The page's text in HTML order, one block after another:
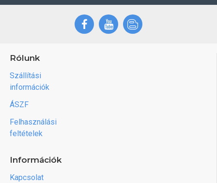
Rólunk
Szállítási
információk
ÁSZF
Felhasználási
feltételek
Információk
Kapcsolat